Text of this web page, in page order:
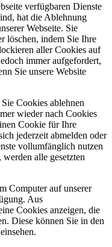
verfügbaren Dienste
hat die Ablehnung
Webseite. Sie
löschen, indem Sie Ihre
aller Cookies auf
immer aufgefordert,
Sie unsere Website
Cookies ablehnen
wieder nach Cookies
Cookie für Ihre
jederzeit abmelden oder
vollumfänglich nutzen
alle gesetzten
Computer auf unserer
Aus
Cookies anzeigen, die
Diese können Sie in den